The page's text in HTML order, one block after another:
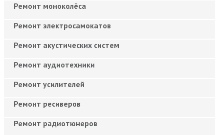
Ремонт моноколёса
Ремонт электросамокатов
Ремонт акустических систем
Ремонт аудиотехники
Ремонт усилителей
Ремонт ресиверов
Ремонт радиотюнеров